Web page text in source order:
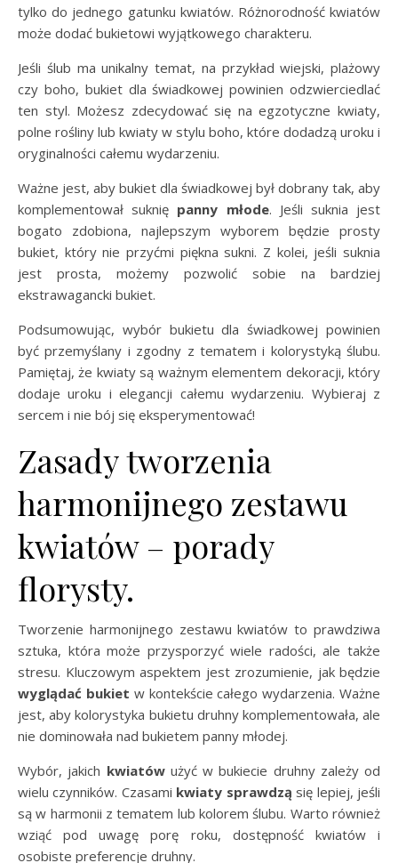
tylko do jednego gatunku kwiatów. Różnorodność kwiatów
może dodać bukietowi wyjątkowego charakteru.
Jeśli ślub ma unikalny temat, na przykład wiejski, plażowy
czy boho, bukiet dla świadkowej powinien odzwierciedlać
ten styl. Możesz zdecydować się na egzotyczne kwiaty,
polne rośliny lub kwiaty w stylu boho, które dodadzą uroku i
oryginalności całemu wydarzeniu.
Ważne jest, aby bukiet dla świadkowej był dobrany tak, aby
komplementował suknię panny młode. Jeśli suknia jest
bogato zdobiona, najlepszym wyborem będzie prosty
bukiet, który nie przyćmi piękna sukni. Z kolei, jeśli suknia
jest prosta, możemy pozwolić sobie na bardziej
ekstrawagancki bukiet.
Podsumowując, wybór bukietu dla świadkowej powinien
być przemyślany i zgodny z tematem i kolorystyką ślubu.
Pamiętaj, że kwiaty są ważnym elementem dekoracji, który
dodaje uroku i elegancji całemu wydarzeniu. Wybieraj z
sercem i nie bój się eksperymentować!
Zasady tworzenia
harmonijnego zestawu
kwiatów – porady
florysty.
Tworzenie harmonijnego zestawu kwiatów to prawdziwa
sztuka, która może przysporzyć wiele radości, ale także
stresu. Kluczowym aspektem jest zrozumienie, jak będzie
wyglądać bukiet w kontekście całego wydarzenia. Ważne
jest, aby kolorystyka bukietu druhny komplementowała, ale
nie dominowała nad bukietem panny młodej.
Wybór, jakich kwiatówużyć w bukiecie druhny zależy od
wielu czynników. Czasami kwiaty sprawdzą się lepiej, jeśli
są w harmonii z tematem lub kolorem ślubu. Warto również
wziąć pod uwagę porę roku, dostępność kwiatów i
osobiste preferencje druhny.